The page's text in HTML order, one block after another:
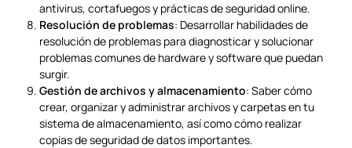
antivirus, cortafuegos y prácticas de seguridad online.
Resolución de problemas: Desarrollar habilidades de
resolución de problemas para diagnosticar y solucionar
problemas comunes de hardware y software que puedan
surgir.
Gestión de archivos y almacenamiento: Saber cómo
crear, organizar y administrar archivos y carpetas en tu
sistema de almacenamiento, así como cómo realizar
copias de seguridad de datos importantes.